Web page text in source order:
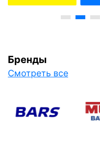
Бренды
Смотреть все